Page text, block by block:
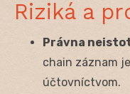
Riziká a
Právna
chain záznam
účtovníctvom.